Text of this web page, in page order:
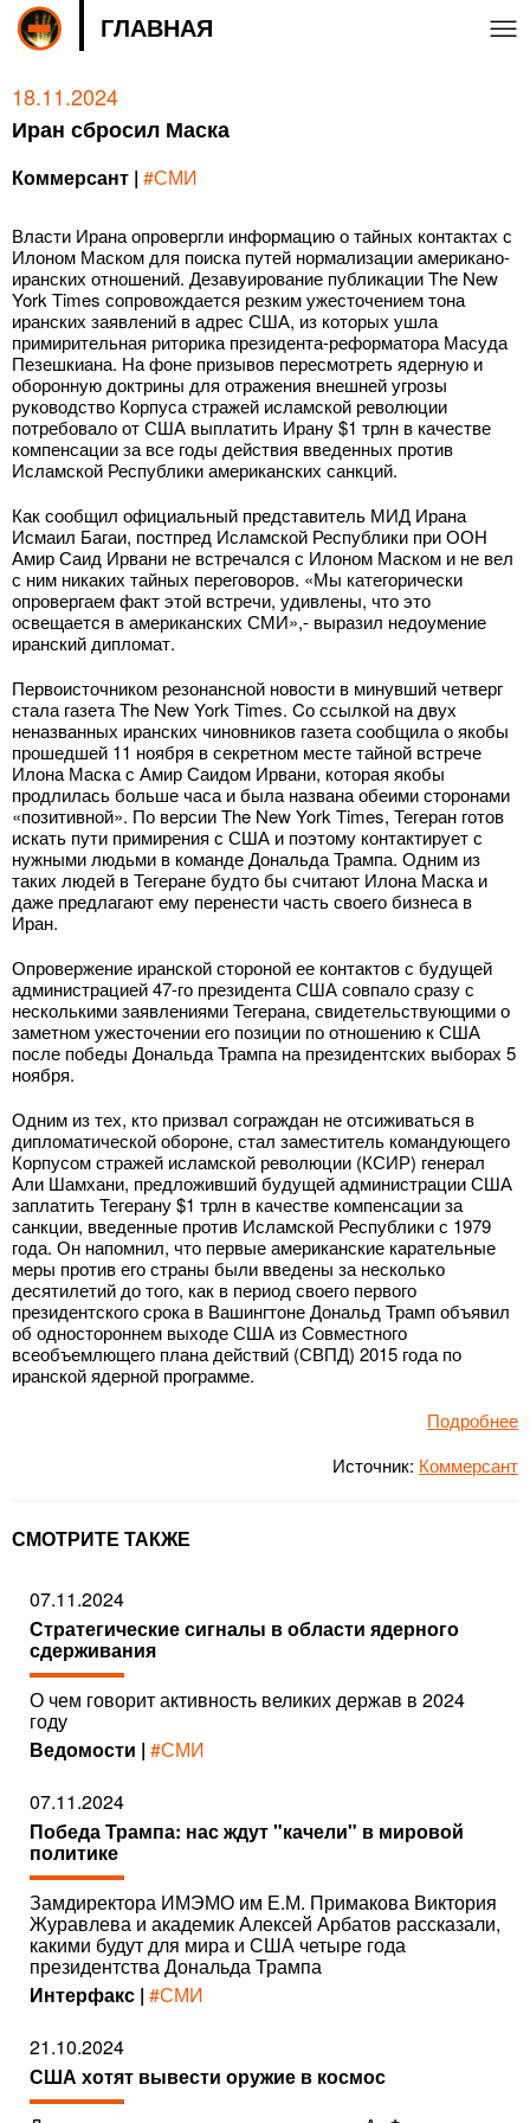
ГЛАВНАЯ
18.11.2024
Иран сбросил Маска
Коммерсант | #СМИ
Власти Ирана опровергли информацию о тайных контактах с
Илоном Маском для поиска путей нормализации американо-
иранских отношений. Дезавуирование публикации The New
York Times сопровождается резким ужесточением тона
иранских заявлений в адрес США, из которых ушла
примирительная риторика президента-реформатора Масуда
Пезешкиана. На фоне призывов пересмотреть ядерную и
оборонную доктрины для отражения внешней угрозы
руководство Корпуса стражей исламской революции
потребовало от США выплатить Ирану $1 трлн в качестве
компенсации за все годы действия введенных против
Исламской Республики американских санкций.
Как сообщил официальный представитель МИД Ирана
Исмаил Багаи, постпред Исламской Республики при ООН
Амир Саид Ирвани не встречался с Илоном Маском и не вел
с ним никаких тайных переговоров. «Мы категорически
опровергаем факт этой встречи, удивлены, что это
освещается в американских СМИ»,- выразил недоумение
иранский дипломат.
Первоисточником резонансной новости в минувший четверг
стала газета The New York Times. Cо ссылкой на двух
неназванных иранских чиновников газета сообщила о якобы
прошедшей 11 ноября в секретном месте тайной встрече
Илона Маска с Амир Саидом Ирвани, которая якобы
продлилась больше часа и была названа обеими сторонами
«позитивной». По версии The New York Times, Тегеран готов
искать пути примирения с США и поэтому контактирует с
нужными людьми в команде Дональда Трампа. Одним из
таких людей в Тегеране будто бы считают Илона Маска и
даже предлагают ему перенести часть своего бизнеса в
Иран.
Опровержение иранской стороной ее контактов с будущей
администрацией 47-го президента США совпало сразу с
несколькими заявлениями Тегерана, свидетельствующими о
заметном ужесточении его позиции по отношению к США
после победы Дональда Трампа на президентских выборах 5
ноября.
Одним из тех, кто призвал сограждан не отсиживаться в
дипломатической обороне, стал заместитель командующего
Корпусом стражей исламской революции (КСИР) генерал
Али Шамхани, предложивший будущей администрации США
заплатить Тегерану $1 трлн в качестве компенсации за
санкции, введенные против Исламской Республики с 1979
года. Он напомнил, что первые американские карательные
меры против его страны были введены за несколько
десятилетий до того, как в период своего первого
президентского срока в Вашингтоне Дональд Трамп объявил
об одностороннем выходе США из Совместного
всеобъемлющего плана действий (СВПД) 2015 года по
иранской ядерной программе.
Подробнее
Источник: Коммерсант
СМОТРИТЕ ТАКЖЕ
07.11.2024
Стратегические сигналы в области ядерного
сдерживания
О чем говорит активность великих держав в 2024
году
Ведомости | #СМИ
07.11.2024
Победа Трампа: нас ждут "качели" в мировой
политике
Замдиректора ИМЭМО им Е.М. Примакова Виктория
Журавлева и академик Алексей Арбатов рассказали,
какими будут для мира и США четыре года
президентства Дональда Трампа
Интерфакс | #СМИ
21.10.2024
США хотят вывести оружие в космос